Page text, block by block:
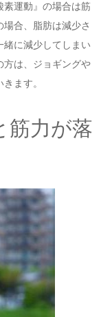
素運動』の場合は筋
合、脂肪は減少さ
に減少してしまい
方は、ジョギングや
ます。
筋力が落